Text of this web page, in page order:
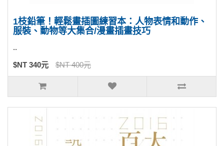
1枝鉛筆！輕鬆畫插圖練習本：人物表情和動作、
服裝、動物等大集合/漫畫插畫技巧
..
$NT 340元 $NT 400元